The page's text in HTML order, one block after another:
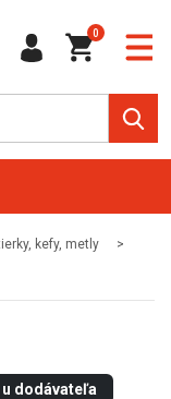
0
kefy, metly
dodávateľa